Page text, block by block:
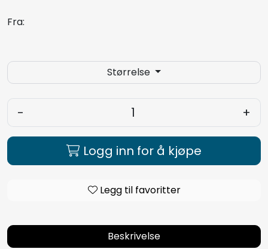
Fra:
Størrelse
- +
Logg inn for å kjøpe
Legg til favoritter
Beskrivelse